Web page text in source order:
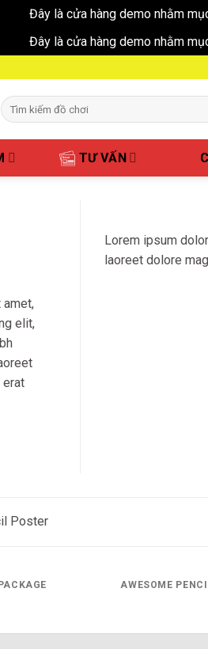
Đây là cửa hàng demo nhằm
Đây là cửa hàng demo nhằm
Tìm
kiếm:
TƯ VẤN
elit,
erat
Lorem ipsum
laoreet dolore
Poster
AWESOME